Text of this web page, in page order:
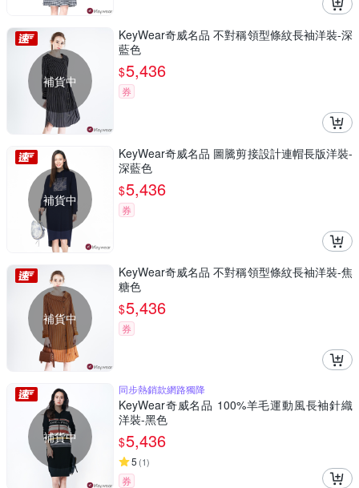
補貨中
KeyWear奇威名品 不對稱領型條紋長袖洋裝-深
藍色
$5,436
券
補貨中
KeyWear奇威名品 圖騰剪接設計連帽長版洋裝-
深藍色
$5,436
券
補貨中
KeyWear奇威名品 不對稱領型條紋長袖洋裝-焦
糖色
$5,436
券
補貨中
同步熱銷款網路獨降
KeyWear奇威名品 100%羊毛運動風長袖針織
洋裝-黑色
$5,436
5 (1)
券